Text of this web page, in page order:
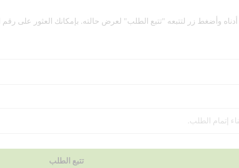
وأضغط زر لتتبعه "تتبع الطلب" لعرض حالته. بإمكانك العثور على
تتبع الطلب